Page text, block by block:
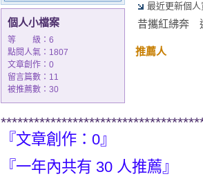
個人小檔案
等 級：6
點閱人氣：1807
文章創作：0
留言篇數：11
被推薦數： 30
最近更新個
昔攜紅紼奔
推薦人
『文章創作：0』
『一年內共有 30 人推薦』